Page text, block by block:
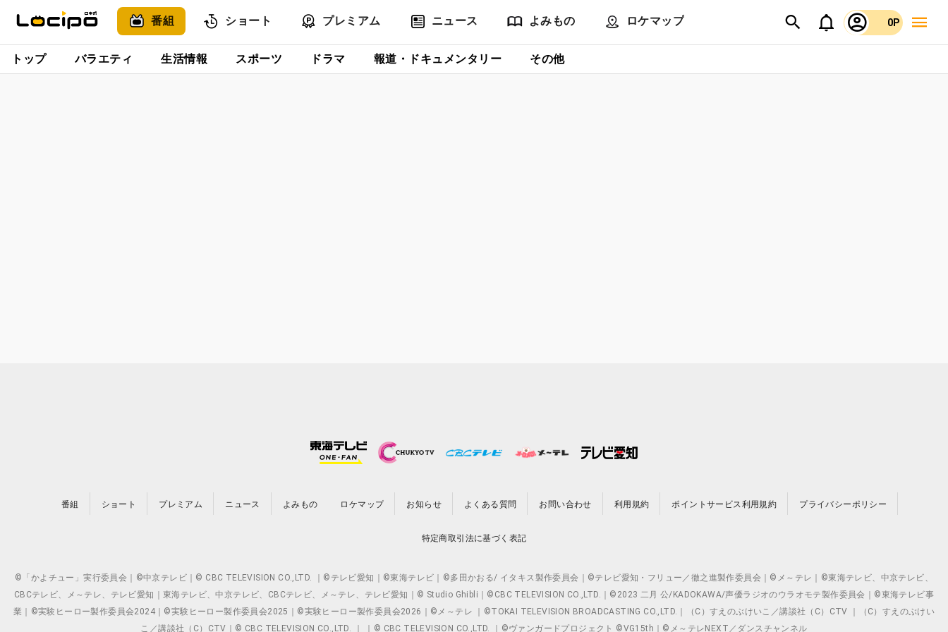
番組 ショート プレミアム ニュース よみもの ロケマップ 0P
トップ バラエティ 生活情報 スポーツ ドラマ 報道・ドキュメンタリー その他
番組 ショート プレミアム ニュース よみもの ロケマップ お知らせ よくある質問 お問い合わせ 利用規約 ポイントサービス利用規約 プライバシーポリシー
特定商取引法に基づく表記
©「かよチュー」実行委員会｜©中京テレビ｜© CBC TELEVISION CO.,LTD. ｜©テレビ愛知｜©東海テレビ｜©多田かおる/ イタキス製作委員会｜©テレビ愛知・フリュー／徹之進製作委員会｜©メ～テレ｜©東海テレビ、中京テレビ、
CBCテレビ、メ～テレ、テレビ愛知｜東海テレビ、中京テレビ、CBCテレビ、メ～テレ、テレビ愛知｜© Studio Ghibli｜©CBC TELEVISION CO.,LTD.｜©2023 二月 公/KADOKAWA/声優ラジオのウラオモテ製作委員会｜©東海テレビ事
業｜©実験ヒーロー製作委員会2024｜©実験ヒーロー製作委員会2025｜©実験ヒーロー製作委員会2026｜©メ～テレ ｜©TOKAI TELEVISION BROADCASTING CO.,LTD.｜（C）すえのぶけいこ／講談社（C）CTV ｜（C）すえのぶけい
こ／講談社（C）CTV｜© CBC TELEVISION CO.,LTD. ｜ ｜© CBC TELEVISION CO.,LTD. ｜©ヴァンガードプロジェクト ©VG15th｜©メ～テレNEXT／ダンスチャンネル